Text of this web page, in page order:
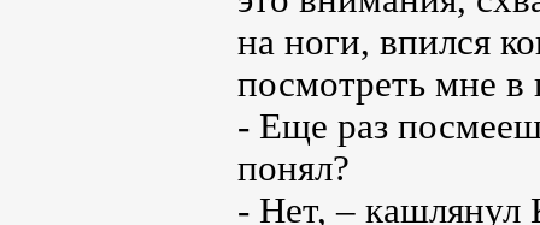
на ноги, впился
посмотреть мне в
- Еще раз
понял?
- Нет, – кашлянул